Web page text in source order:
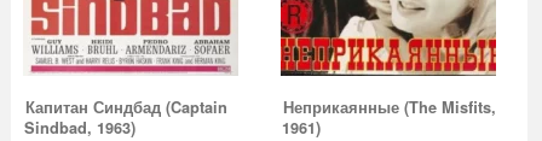
Капитан Синдбад (Captain
Sindbad, 1963)
Неприкаянные (The Misfits,
1961)